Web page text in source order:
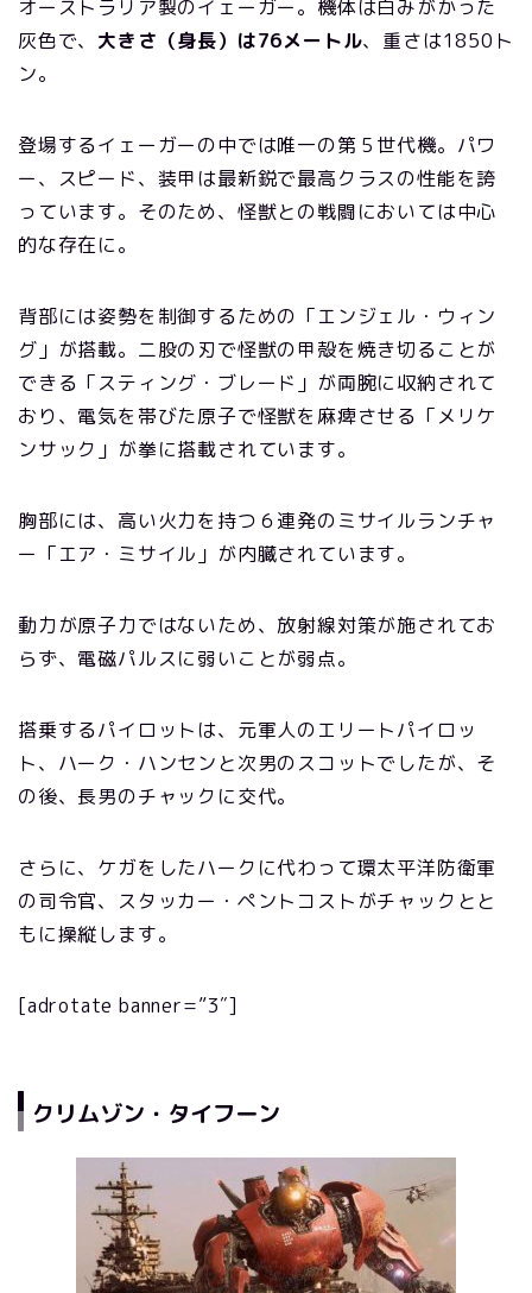
オーストラリア製のイェーガー。機体は白みがかった
灰色で、 大きさ（身長）は76メートル、重さは1850ト
ン。
登場するイェーガーの中では唯一の第５世代機。パワ
ー、スピード、装甲は最新鋭で最高クラスの性能を誇
っています。そのため、怪獣との戦闘においては中心
的な存在に。
背部には姿勢を制御するための「エンジェル・ウィン
グ」が搭載。二股の刃で怪獣の甲殻を焼き切ることが
できる「スティング・ブレード」が両腕に収納されて
おり、電気を帯びた原子で怪獣を麻痺させる「メリケ
ンサック」が拳に搭載されています。
胸部には、高い火力を持つ６連発のミサイルランチャ
ー「エア・ミサイル」が内臓されています。
動力が原子力ではないため、放射線対策が施されてお
らず、電磁パルスに弱いことが弱点。
搭乗するパイロットは、元軍人のエリートパイロッ
ト、ハーク・ハンセンと次男のスコットでしたが、そ
の後、長男のチャックに交代。
さらに、ケガをしたハークに代わって環太平洋防衛軍
の司令官、スタッカー・ペントコストがチャックとと
もに操縦します。
[adrotate banner=”3″]
クリムゾン・タイフーン